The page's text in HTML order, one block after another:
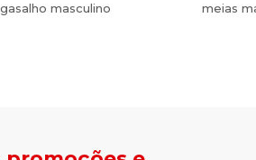
masculino
meias